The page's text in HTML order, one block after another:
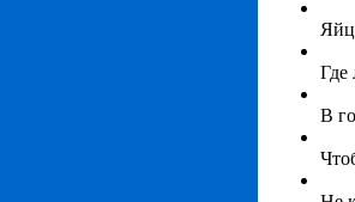
Где
В